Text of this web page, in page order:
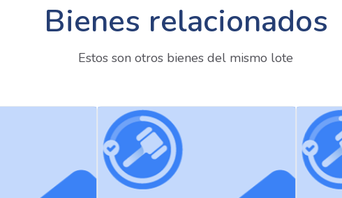
Bienes relacionados
Estos son otros bienes del mismo lote